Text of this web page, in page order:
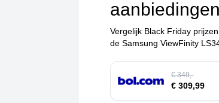
aanbiedingen
Vergelijk Black Friday
de Samsung ViewFinity
€ 349,-
€ 309,99